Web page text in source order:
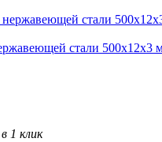
стали 500х12х3
1 клик